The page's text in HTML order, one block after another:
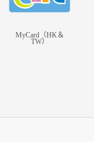
再次相遇！
遊戲特色：
的田園牧
們都能擁有
MyCard（HK＆
TW）